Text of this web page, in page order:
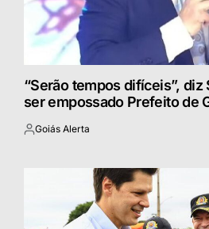
“Serão tempos difíceis”, diz
ser empossado Prefeito de
Postado
Goiás Alerta